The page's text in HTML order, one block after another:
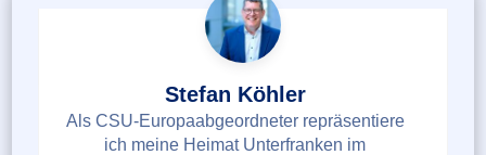
Stefan Köhler
Als CSU-Europaabgeordneter repräsentiere
ich meine Heimat Unterfranken im